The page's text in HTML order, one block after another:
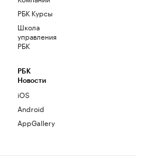
РБК Курсы
Школа
управления
РБК
РБК
Новости
iOS
Android
AppGallery